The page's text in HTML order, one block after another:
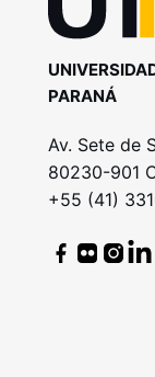
PARANÁ
Av. Sete de
80230-901
+55 (41)